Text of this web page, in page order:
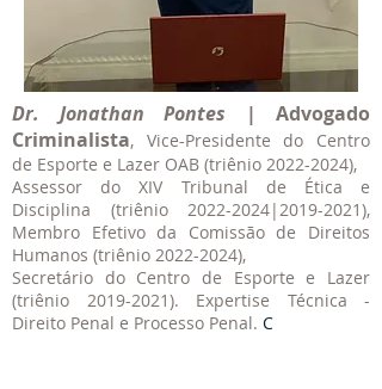
Dr. Jonathan Pontes | Advogado
Criminalista, Vice-Presidente do Centro
de Esporte e Lazer OAB (triênio 2022-2024),
Assessor do XIV Tribunal de Ética e
Disciplina (triênio 2022-2024|2019-2021),
Membro Efetivo da Comissão de Direitos
Humanos (triênio 2022-2024),
Secretário do Centro de Esporte e Lazer
(triênio 2019-2021). Expertise Técnica -
Direito Penal e Processo Penal. C